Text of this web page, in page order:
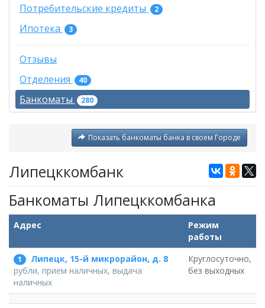
Потребительские кредиты 2
Ипотека 3
Отзывы
Отделения
40
Банкоматы 280
Показать банкоматы банка в своем Городе
Липецккомбанк
Банкоматы Липецккомбанка
Адрес
Режим
работы
1
Липецк, 15-й микрорайон, д. 8
рубли, прием наличных, выдача
наличных
Круглосуточно,
без выходных